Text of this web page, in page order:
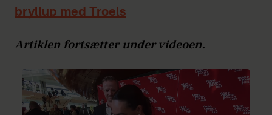
bryllup med Troels
Artiklen fortsætter under videoen.